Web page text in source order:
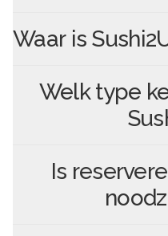
Waar is
Welk type
Is